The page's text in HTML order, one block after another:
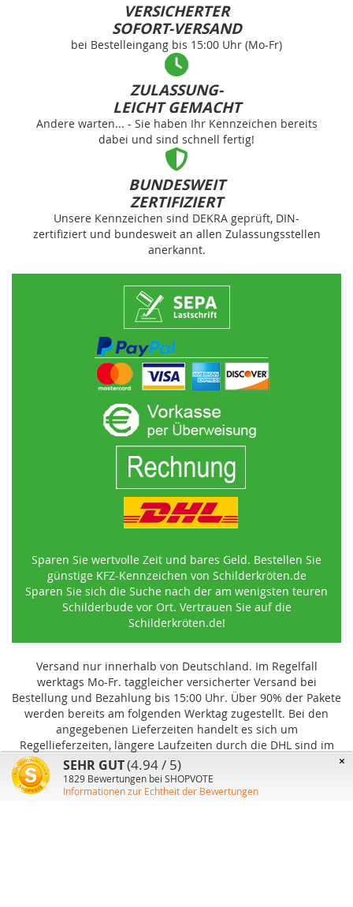
VERSICHERTER
SOFORT-VERSAND
bei Bestelleingang bis 15:00 Uhr (Mo-Fr)
ZULASSUNG-
LEICHT GEMACHT
Andere warten... - Sie haben Ihr Kennzeichen bereits
dabei und sind schnell fertig!
BUNDESWEIT
ZERTIFIZIERT
Unsere Kennzeichen sind DEKRA geprüft, DIN-
zertifiziert und bundesweit an allen Zulassungsstellen
anerkannt.
Sparen Sie wertvolle Zeit und bares Geld. Bestellen Sie
günstige KFZ-Kennzeichen von Schilderkröten.de
Sparen Sie sich die Suche nach der am wenigsten teuren
Schilderbude vor Ort. Vertrauen Sie auf die
Schilderkröten.de!
Versand nur innerhalb von Deutschland. Im Regelfall
werktags Mo-Fr. taggleicher versicherter Versand bei
Bestellung und Bezahlung bis 15:00 Uhr. Über 90% der Pakete
werden bereits am folgenden Werktag zugestellt. Bei den
angegebenen Lieferzeiten handelt es sich um
Regellieferzeiten, längere Laufzeiten durch die DHL sind im
Einzelfall möglich und können von uns nicht beeinflusst
werden.
×
SEHR GUT(4.94 / 5)
1829 Bewertungen bei SHOPVOTE
Informationen zur Echtheit der Bewertungen